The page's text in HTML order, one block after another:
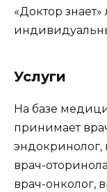
«Доктор
Услуги
На базе
принимает
эндокринолог,
врач-
врач-онколог,